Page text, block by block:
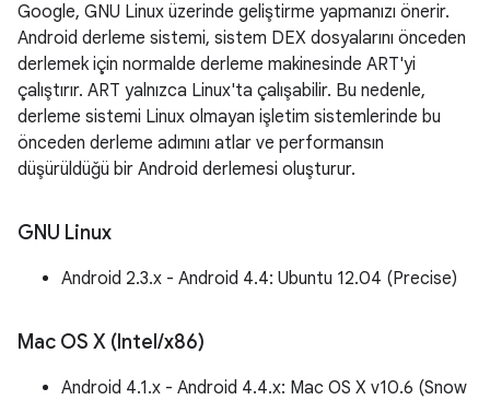
Google, GNU Linux üzerinde geliştirme yapmanızı önerir.
Android derleme sistemi, sistem DEX dosyalarını önceden
derlemek için normalde derleme makinesinde ART'yi
çalıştırır. ART yalnızca Linux'ta çalışabilir. Bu nedenle,
derleme sistemi Linux olmayan işletim sistemlerinde bu
önceden derleme adımını atlar ve performansın
düşürüldüğü bir Android derlemesi oluşturur.
GNU Linux
Android 2.3.x - Android 4.4: Ubuntu 12.04 (Precise)
Mac OS X (Intel /x86)
Android 4.1.x - Android 4.4.x: Mac OS X v10.6 (Snow